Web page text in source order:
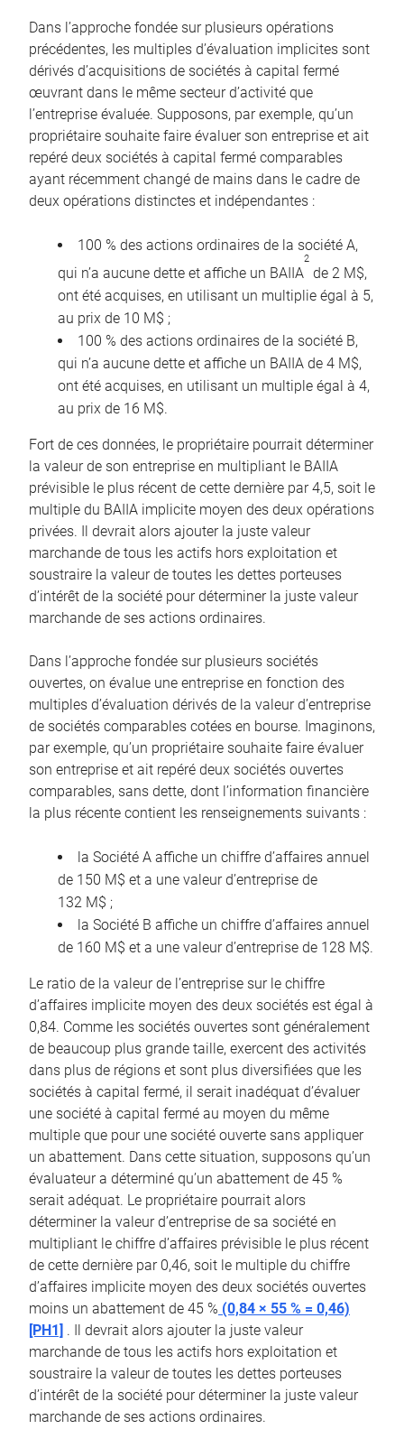
Dans l’approche fondée sur plusieurs opérations
précédentes, les multiples d’évaluation implicites sont
dérivés d’acquisitions de sociétés à capital fermé
œuvrant dans le même secteur d’activité que
l’entreprise évaluée. Supposons, par exemple, qu’un
propriétaire souhaite faire évaluer son entreprise et ait
repéré deux sociétés à capital fermé comparables
ayant récemment changé de mains dans le cadre de
deux opérations distinctes et indépendantes :
100 % des actions ordinaires de la société A,
qui n’a aucune dette et affiche un BAIIA
2
de 2 M$,
ont été acquises, en utilisant un multiplie égal à 5,
au prix de 10 M$ ;
100 % des actions ordinaires de la société B,
qui n’a aucune dette et affiche un BAIIA de 4 M$,
ont été acquises, en utilisant un multiple égal à 4,
au prix de 16 M$.
Fort de ces données, le propriétaire pourrait déterminer
la valeur de son entreprise en multipliant le BAIIA
prévisible le plus récent de cette dernière par 4,5, soit le
multiple du BAIIA implicite moyen des deux opérations
privées. Il devrait alors ajouter la juste valeur
marchande de tous les actifs hors exploitation et
soustraire la valeur de toutes les dettes porteuses
d’intérêt de la société pour déterminer la juste valeur
marchande de ses actions ordinaires.
Dans l’approche fondée sur plusieurs sociétés
ouvertes, on évalue une entreprise en fonction des
multiples d’évaluation dérivés de la valeur d’entreprise
de sociétés comparables cotées en bourse. Imaginons,
par exemple, qu’un propriétaire souhaite faire évaluer
son entreprise et ait repéré deux sociétés ouvertes
comparables, sans dette, dont l’information financière
la plus récente contient les renseignements suivants :
la Société A affiche un chiffre d’affaires annuel
de 150 M$ et a une valeur d’entreprise de
132 M$ ;
la Société B affiche un chiffre d’affaires annuel
de 160 M$ et a une valeur d’entreprise de 128 M$.
Le ratio de la valeur de l’entreprise sur le chiffre
d’affaires implicite moyen des deux sociétés est égal à
0,84. Comme les sociétés ouvertes sont généralement
de beaucoup plus grande taille, exercent des activités
dans plus de régions et sont plus diversifiées que les
sociétés à capital fermé, il serait inadéquat d’évaluer
une société à capital fermé au moyen du même
multiple que pour une société ouverte sans appliquer
un abattement. Dans cette situation, supposons qu’un
évaluateur a déterminé qu’un abattement de 45 %
serait adéquat. Le propriétaire pourrait alors
déterminer la valeur d’entreprise de sa société en
multipliant le chiffre d’affaires prévisible le plus récent
de cette dernière par 0,46, soit le multiple du chiffre
d’affaires implicite moyen des deux sociétés ouvertes
moins un abattement de 45 % (0,84 × 55 % = 0,46)
[PH1] . Il devrait alors ajouter la juste valeur
marchande de tous les actifs hors exploitation et
soustraire la valeur de toutes les dettes porteuses
d’intérêt de la société pour déterminer la juste valeur
marchande de ses actions ordinaires.